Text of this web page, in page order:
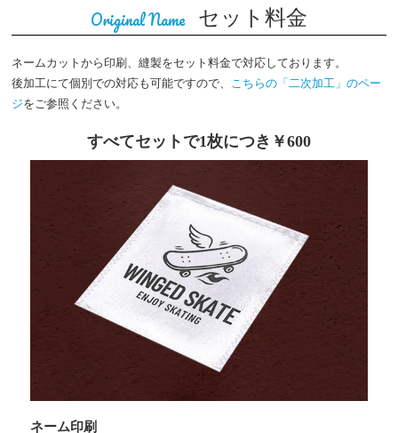
Original Name セット料金
ネームカットから印刷、縫製をセット料金で対応しております。
後加工にて個別での対応も可能ですので、
こちらの「二次加工」のペー
ジをご参照ください。
すべてセットで1枚につき￥600
ネーム印刷